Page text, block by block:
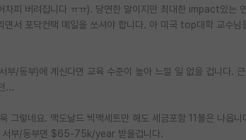
피 버려집니다 ㅠㅠ). 당연한 말이지만 최대한 impact있는
서 포닥컨택 메일을 쏘셔야 합니다. 아 미국 top대학 교수님
/동부)에 계신다면 교육 수준이 높아 느낄 일 없을 겁니다. 근
...
그렇네요. 맥도날드 빅맥세트만 해도 세금포함 11불은 나옵니
서부/동부면 $65-75k/year 받을겁니다.